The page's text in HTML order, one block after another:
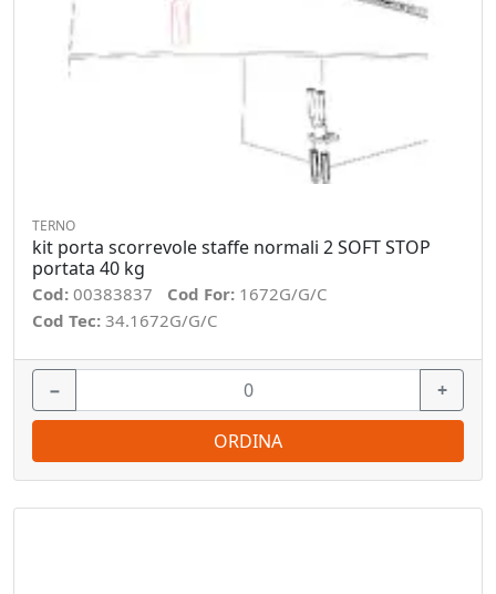
TERNO
kit porta scorrevole staffe normali 2 SOFT STOP
portata 40 kg
Cod: 00383837 Cod For: 1672G/G/C
Cod Tec: 34.1672G/G/C
− +
ORDINA